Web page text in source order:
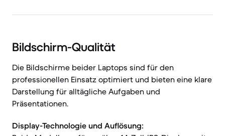
Bildschirm-Qualität
Die Bildschirme beider Laptops sind für den
professionellen Einsatz optimiert und bieten eine klare
Darstellung für alltägliche Aufgaben und
Präsentationen.
Display-Technologie und Auflösung: